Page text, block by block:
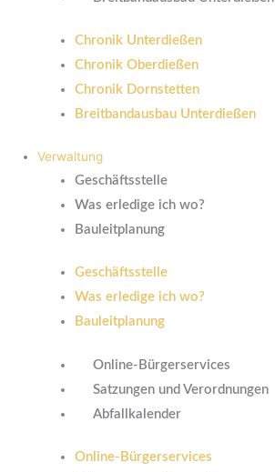
Chronik Unterdießen
Chronik Oberdießen
Chronik Dornstetten
Breitbandausbau Unterdießen
Verwaltung
Geschäftsstelle
Was erledige ich wo?
Bauleitplanung
Geschäftsstelle
Was erledige ich wo?
Bauleitplanung
Online-Bürgerservices
Satzungen und Verordnungen
Abfallkalender
Online-Bürgerservices